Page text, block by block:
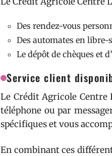
Des rendez-vous
Des automates en
Le dépôt de chèques et
Service client
Le Crédit Agricole
téléphone ou par
spécifiques et vous
En combinant ces